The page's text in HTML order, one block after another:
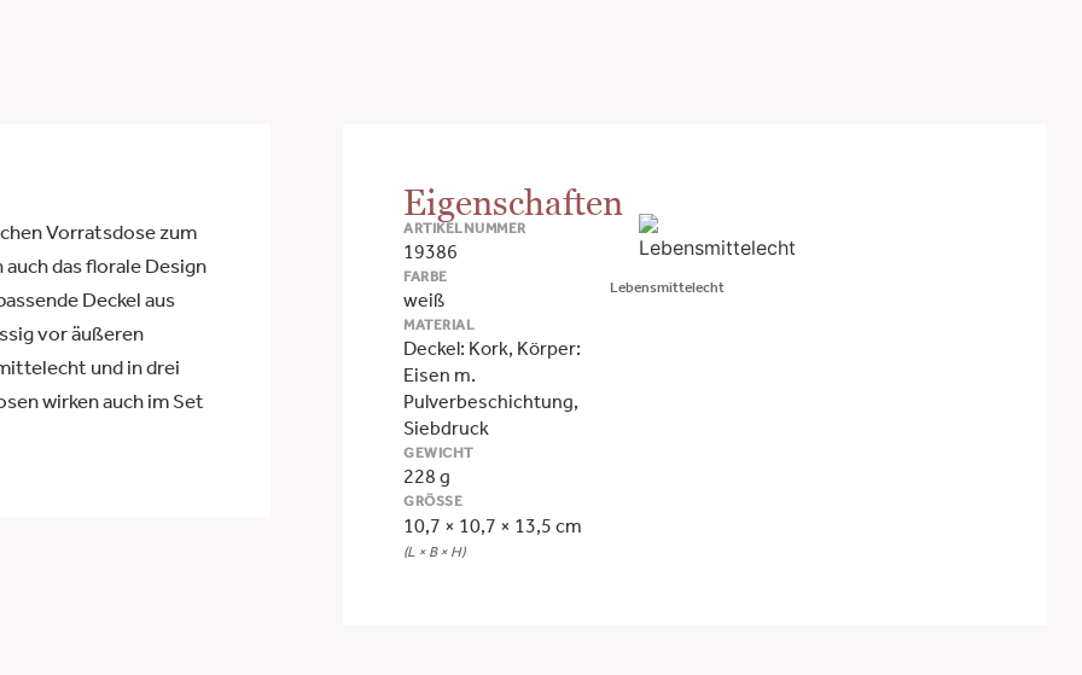
Vorratsdose zum
das florale Design
Deckel aus
vor äußeren
und in drei
wirken auch im Set
Eigenschaften
ARTIKELNUMMER
19386
FARBE
weiß
MATERIAL
Deckel: Kork, Körper:
Eisen m.
Pulverbeschichtung,
Siebdruck
GEWICHT
228 g
GRÖSSE
10,7 × 10,7 × 13,5 cm
(L × B × H)
Lebensmittelecht